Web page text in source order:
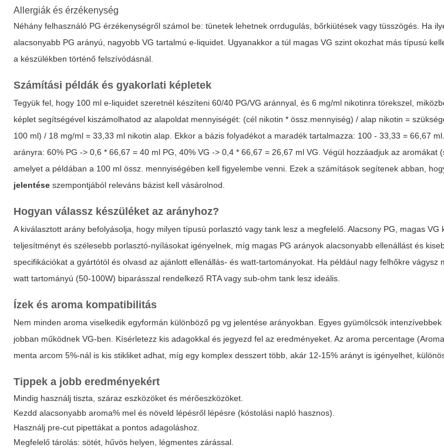
Allergiák és érzékenység
Néhány felhasználó PG érzékenységről számol be: tünetek lehetnek orrdugulás, bőrkiütések vagy tüsszögés. Ha
alacsonyabb PG arányú, nagyobb VG tartalmú e-liquidet. Ugyanakkor a túl magas VG szint okozhat más típusú
a készülékben történő felszívódásnál.
Számítási példák és gyakorlati képletek
Tegyük fel, hogy 100 ml e-liquidet szeretnél készíteni 60/40 PG/VG aránnyal, és 6 mg/ml nikotinra törekszel,
képlet segítségével kiszámolhatod az alapoldat mennyiségét: (cél nikotin * össz.mennyiség) / alap nikotin =
100 ml) / 18 mg/ml = 33,33 ml nikotin alap. Ekkor a bázis folyadékot a maradék tartalmazza: 100 - 33,33 = 66,67
arányra: 60% PG -> 0,6 * 66,67 = 40 ml PG, 40% VG -> 0,4 * 66,67 = 26,67 ml VG. Végül hozzáadjuk az aromákat
amelyet a példában a 100 ml össz. mennyiségében kell figyelembe venni. Ezek a számítások segítenek abban,
jelentése szempontjából releváns bázist kell vásárolnod.
Hogyan válassz készüléket az arányhoz?
A kiválasztott arány befolyásolja, hogy milyen típusú porlasztó vagy tank lesz a megfelelő. Alacsony PG, magas
teljesítményt és szélesebb porlasztó-nyílásokat igényelnek, míg magas PG arányok alacsonyabb ellenállást és
specifikációkat a gyártótól és olvasd az ajánlott ellenállás- és watt-tartományokat. Ha például nagy felhőkre vágysz
watt tartományú (50-100W) biparásszal rendelkező RTA vagy sub-ohm tank lesz ideális.
Ízek és aroma kompatibilitás
Nem minden aroma viselkedik egyformán különböző pg vg jelentése arányokban. Egyes gyümölcsök
jobban működnek VG-ben. Kísérletezz kis adagokkal és jegyezd fel az eredményeket. Az aroma percentage
menta arcom 5%-nál is kis stikliket adhat, míg egy komplex desszert több, akár 12-15% arányt is igényelhet,
Tippek a jobb eredményekért
Mindig használj tiszta, száraz eszközöket és mérőeszközöket.
Kezdd alacsonyabb aroma% mel és növeld lépésről lépésre (kóstolási napló hasznos).
Használj pre-cut pipettákat a pontos adagoláshoz.
Megfelelő tárolás: sötét, hűvös helyen, légmentes zárással.